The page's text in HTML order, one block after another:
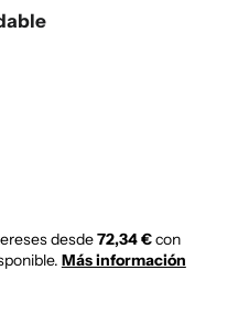
desde72,34 €con
Más información